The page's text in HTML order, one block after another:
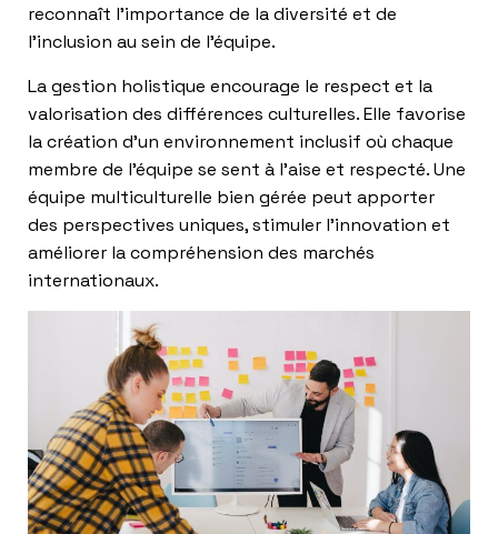
reconnaît l’importance de la diversité et de
l’inclusion au sein de l’équipe.
La gestion holistique encourage le respect et la
valorisation des différences culturelles. Elle favorise
la création d’un environnement inclusif où chaque
membre de l’équipe se sent à l’aise et respecté. Une
équipe multiculturelle bien gérée peut apporter
des perspectives uniques, stimuler l’innovation et
améliorer la compréhension des marchés
internationaux.